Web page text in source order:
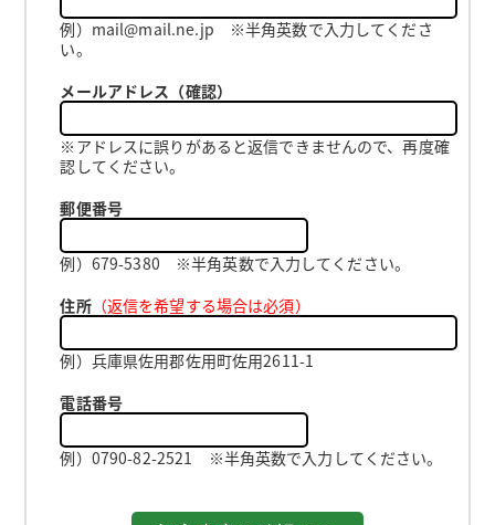
例）mail@mail.ne.jp ※半角英数で入力してくださ
い。
メールアドレス（確認）
※アドレスに誤りがあると返信できませんので、再度確
認してください。
郵便番号
例）679-5380 ※半角英数で入力してください。
住所（返信を希望する場合は必須）
例）兵庫県佐用郡佐用町佐用2611-1
電話番号
例）0790-82-2521 ※半角英数で入力してください。